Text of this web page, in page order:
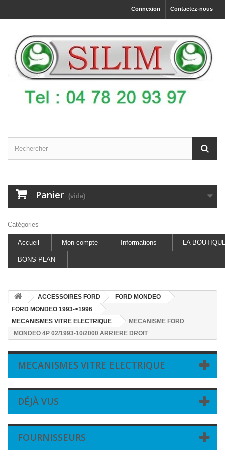
Contactez-nous
Connexion
Panier (vide)
Catégories
Accueil Mon compte Informations LA
BONS PLAN
ACCESSOIRES FORD
FORD MONDEO
FORD MONDEO 1993->1996
MECANISMES VITRE ELECTRIQUE
MECANISME FORD
MONDEO 4P 02/1993-10/2000 ARRIERE DROIT
MECANISMES VITRE ELECTRIQUE
DÉJÀ VUS
FOURNISSEURS